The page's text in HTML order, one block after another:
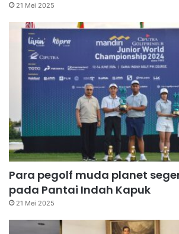
21 Mei 2025
Para pegolf muda planet
pada Pantai Indah Kapuk
21 Mei 2025